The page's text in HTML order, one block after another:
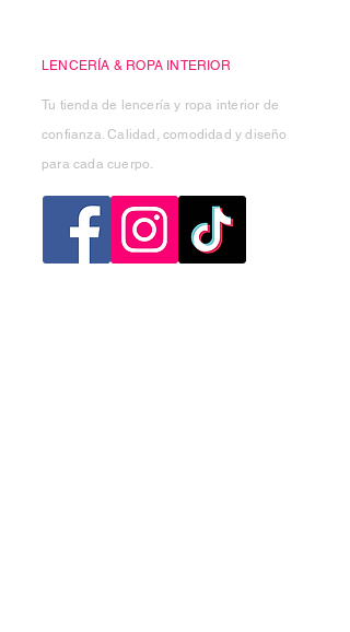
LENCERÍA & ROPA INTERIOR
Tu tienda de lencería y ropa interior de
confianza. Calidad, comodidad y diseño
para cada cuerpo.